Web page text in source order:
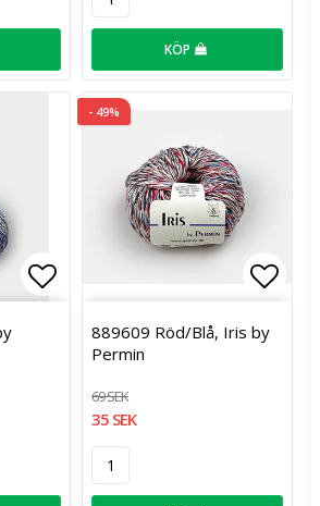
KÖP
Lägg till i favoritlistan
- 49%
889609 Röd/Blå, Iris by
Permin
69 SEK
35 SEK